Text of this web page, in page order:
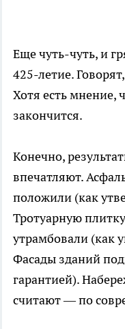
Еще чуть-чуть, и
425-летие.
Хотя есть мнение,
закончится.
Конечно,
впечатляют.
положили (как
Тротуарную
утрамбовали (как
Фасады зданий
гарантией).
считают — по